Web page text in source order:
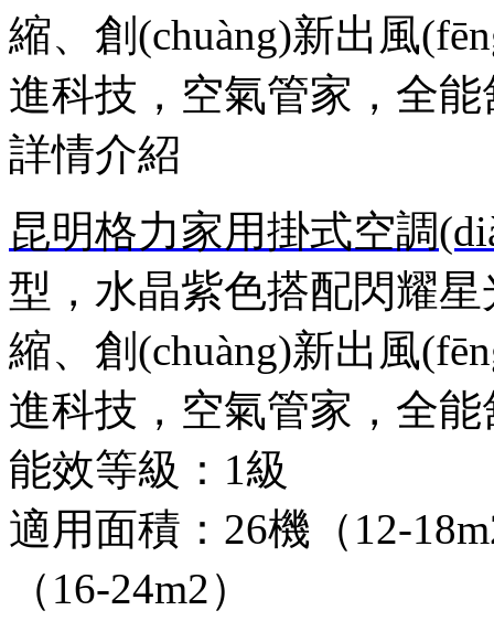
縮、創(chuàng)新出風
進科技，空氣管家，全
詳情介紹
昆明格力家用掛式空調
型，水晶紫色搭配閃耀星
縮、創(chuàng)新出
進科技，空氣管家，全
能效等級：1級
適用面積：26機（12-
（16-24m2）